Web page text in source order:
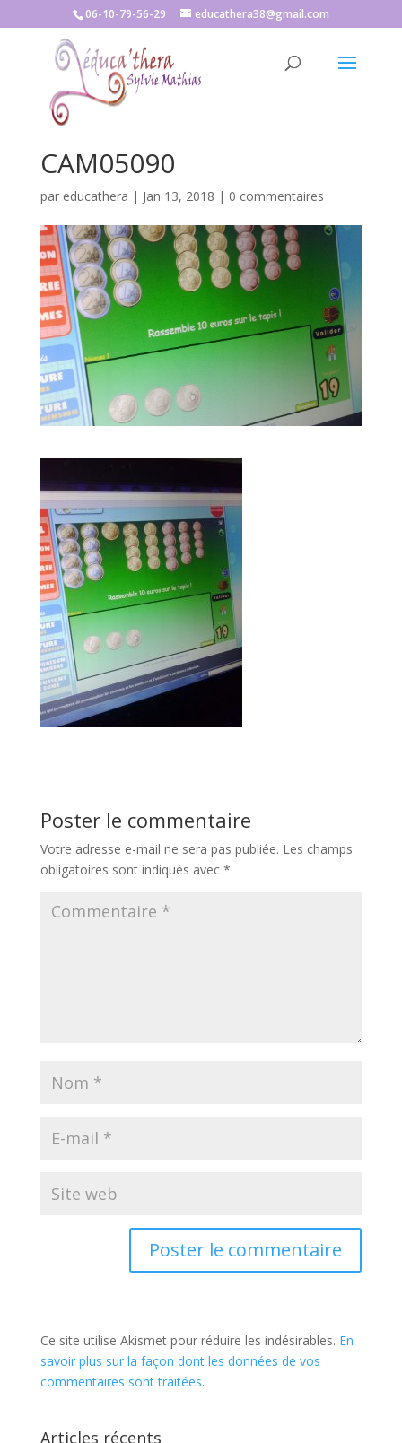
06-10-79-56-29 educathera38@gmail.com
CAM05090
par educathera | Jan 13, 2018 | 0 commentaires
Poster le commentaire
Votre adresse e-mail ne sera pas publiée. Les champs
obligatoires sont indiqués avec *
Ce site utilise Akismet pour réduire les indésirables. En
savoir plus sur la façon dont les données de vos
commentaires sont traitées.
Articles récents